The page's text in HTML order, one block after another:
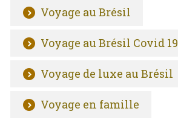
Voyage au Brésil
Voyage au Brésil Covid 19
Voyage de luxe au Brésil
Voyage en famille